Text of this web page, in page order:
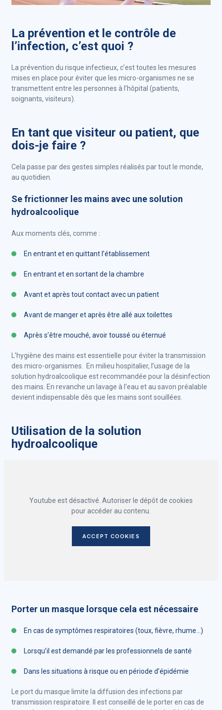
La prévention et le contrôle de
l’infection, c’est quoi ?
La prévention du risque infectieux, c’est toutes les mesures
mises en place pour éviter que les micro-organismes ne se
transmettent entre les personnes à l’hôpital (patients,
soignants, visiteurs).
En tant que visiteur ou patient, que
dois-je faire ?
Cela passe par des gestes simples réalisés par tout le monde,
au quotidien.
Se frictionner les mains avec une solution
hydroalcoolique
Aux moments clés, comme :
En entrant et en quittant l’établissement
En entrant et en sortant de la chambre
Avant et après tout contact avec un patient
Avant de manger et après être allé aux toilettes
Après s’être mouché, avoir toussé ou éternué
L’hygiène des mains est essentielle pour éviter la transmission
des micro-organismes. En milieu hospitalier, l’usage de la
solution hydroalcoolique est recommandée pour la désinfection
des mains. En revanche un lavage à l'eau et au savon préalable
devient indispensable dès que les mains sont souillées.
Utilisation de la solution
hydroalcoolique
Youtube est désactivé. Autoriser le dépôt de cookies
pour accéder au contenu.
ACCEPT COOKIES
Porter un masque lorsque cela est nécessaire
En cas de symptômes respiratoires (toux, fièvre, rhume…)
Lorsqu’il est demandé par les professionnels de santé
Dans les situations à risque ou en période d’épidémie
Le port du masque limite la diffusion des infections par
transmission respiratoire. Il est conseillé de le porter en cas de